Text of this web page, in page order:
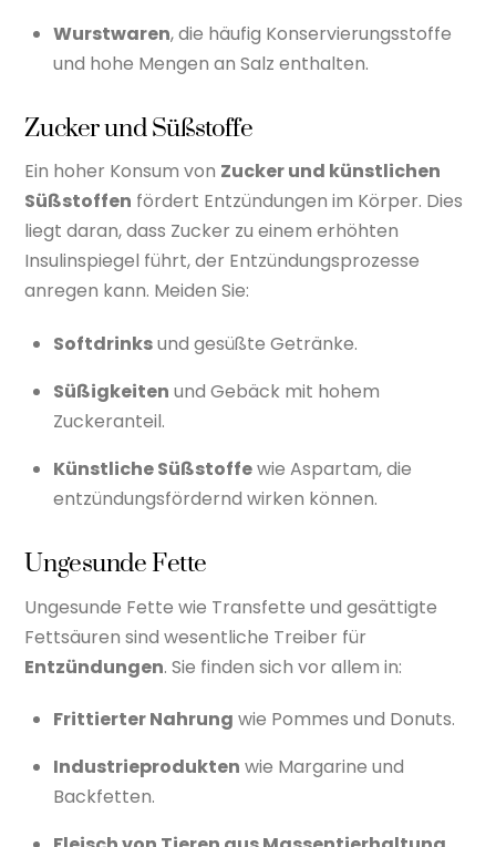
Wurstwaren, die häufig Konservierungsstoffe
und hohe Mengen an Salz enthalten.
Zucker und Süßstoffe
Ein hoher Konsum von Zucker und künstlichen
Süßstoffen fördert Entzündungen im Körper. Dies
liegt daran, dass Zucker zu einem erhöhten
Insulinspiegel führt, der Entzündungsprozesse
anregen kann. Meiden Sie:
Softdrinksund gesüßte Getränke.
Süßigkeiten und Gebäck mit hohem
Zuckeranteil.
Künstliche Süßstoffewie Aspartam, die
entzündungsfördernd wirken können.
Ungesunde Fette
Ungesunde Fette wie Transfette und gesättigte
Fettsäuren sind wesentliche Treiber für
Entzündungen. Sie finden sich vor allem in:
Frittierter Nahrung wie Pommes und Donuts.
Industrieprodukten wie Margarine und
Backfetten.